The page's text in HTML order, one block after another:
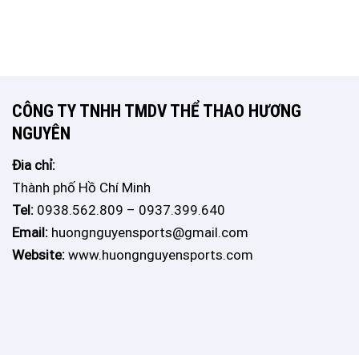
CÔNG TY TNHH TMDV THỂ THAO HƯƠNG
NGUYÊN
Đia chỉ:
Thành phố Hồ Chí Minh
Tel: 0938.562.809 – 0937.399.640
Email: huongnguyensports@gmail.com
Website: www.huongnguyensports.com